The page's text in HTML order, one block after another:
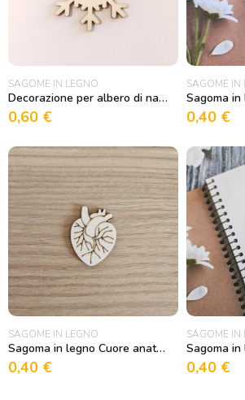
SAGOME IN LEGNO
Decorazione per albero di natale Fiocco di neve2
0,60 €
SAGOME IN
Sagoma
0,40 €
SAGOME IN LEGNO
Sagoma in legno Cuore anatomico
0,40 €
SAGOME IN
Sagoma in
0,40 €